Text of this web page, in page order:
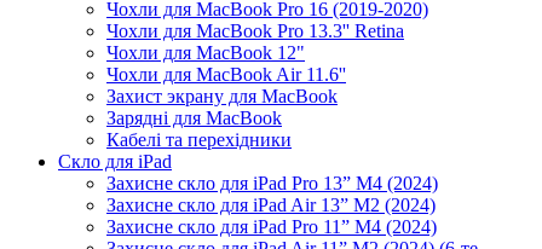
Чохли для MacBook Pro 16 (2019-2020)
Чохли для MacBook Pro 13.3'' Retina
Чохли для MacBook 12"
Чохли для MacBook Air 11.6''
Захист экрану для MacBook
Зарядні для MacBook
Кабелі та перехідники
Скло для iPad
Захисне скло для iPad Pro 13” M4 (2024)
Захисне скло для iPad Air 13” M2 (2024)
Захисне скло для iPad Pro 11” M4 (2024)